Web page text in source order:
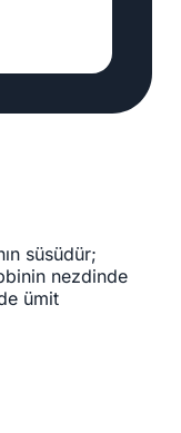
süsüdür;
nezdinde
ümit